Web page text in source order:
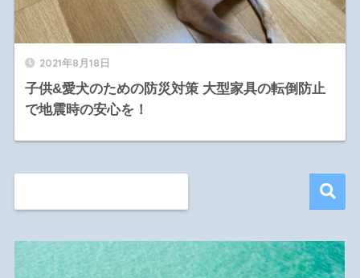
2021年8月18日
子供&愛犬のための防災対策 大型家具の転倒防止
で地震時の安心を！